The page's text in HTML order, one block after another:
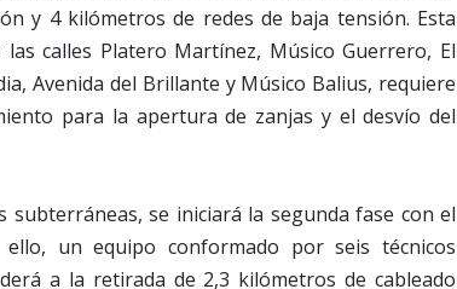
y 4 kilómetros de redes de baja tensión. Esta
calles Platero Martínez, Músico Guerrero, El
Avenida del Brillante y Músico Balius, requiere
para la apertura de zanjas y el desvío del
se iniciará la segunda fase con el
un equipo conformado por seis técnicos
a la retirada de 2,3 kilómetros de cableado